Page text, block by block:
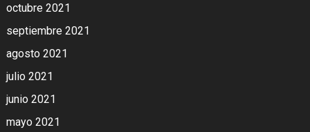
octubre 2021
septiembre 2021
agosto 2021
julio 2021
junio 2021
mayo 2021